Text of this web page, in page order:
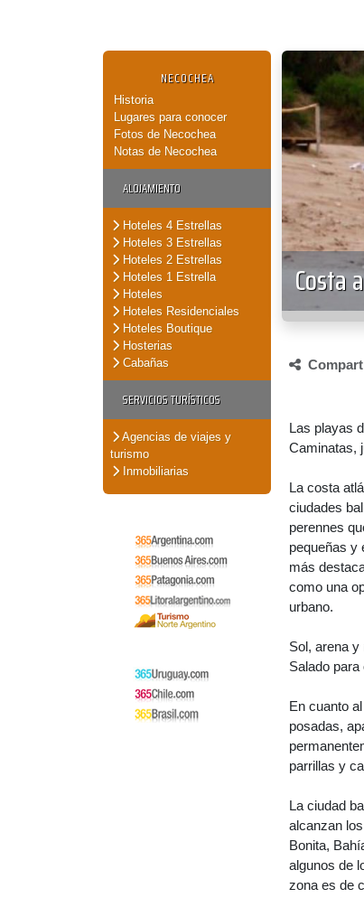
NECOCHEA
Historia
Lugares para conocer
Fotos de Necochea
Notas de Necochea
ALOJAMIENTO
Hoteles 4 Estrellas
Hoteles 3 Estrellas
Hoteles 2 Estrellas
Hoteles 1 Estrella
Hoteles
Hoteles Residenciales
Hoteles Boutique
Hosterias
Cabañas
SERVICIOS TURÍSTICOS
Agencias de viajes y
turismo
Inmobiliarias
Costa
Las playas
Caminatas,
La costa
ciudades
perennes
pequeñas y
más
como una
urbano.
Sol, arena
Salado
En cuanto al
posadas,
parrillas y
La ciudad
alcanzan
Bonita,
algunos de
zona es de